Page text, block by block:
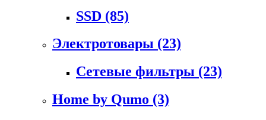
SSD (85)
Электротовары (23)
Сетевые фильтры (23)
Home by Qumo (3)